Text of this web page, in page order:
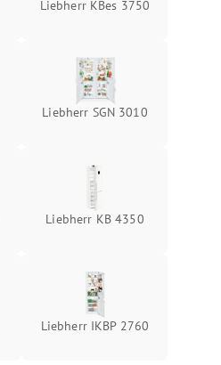
Liebherr KBes 3750
Liebherr SGN 3010
Liebherr KB 4350
Liebherr IKBP 2760